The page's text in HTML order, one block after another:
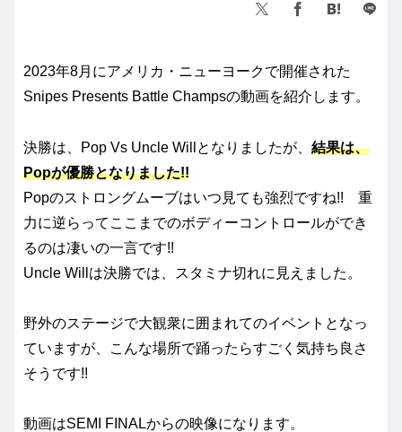
2023年8月にアメリカ・ニューヨークで開催された
Snipes Presents Battle Champsの動画を紹介します。
決勝は、Pop Vs Uncle Willとなりましたが、 結果は、
Popが優勝となりました!!
Popのストロングムーブはいつ見ても強烈ですね!! 重
力に逆らってここまでのボディーコントロールができ
るのは凄いの一言です!!
Uncle Willは決勝では、スタミナ切れに見えました。
野外のステージで大観衆に囲まれてのイベントとなっ
ていますが、こんな場所で踊ったらすごく気持ち良さ
そうです!!
動画はSEMI FINALからの映像になります。